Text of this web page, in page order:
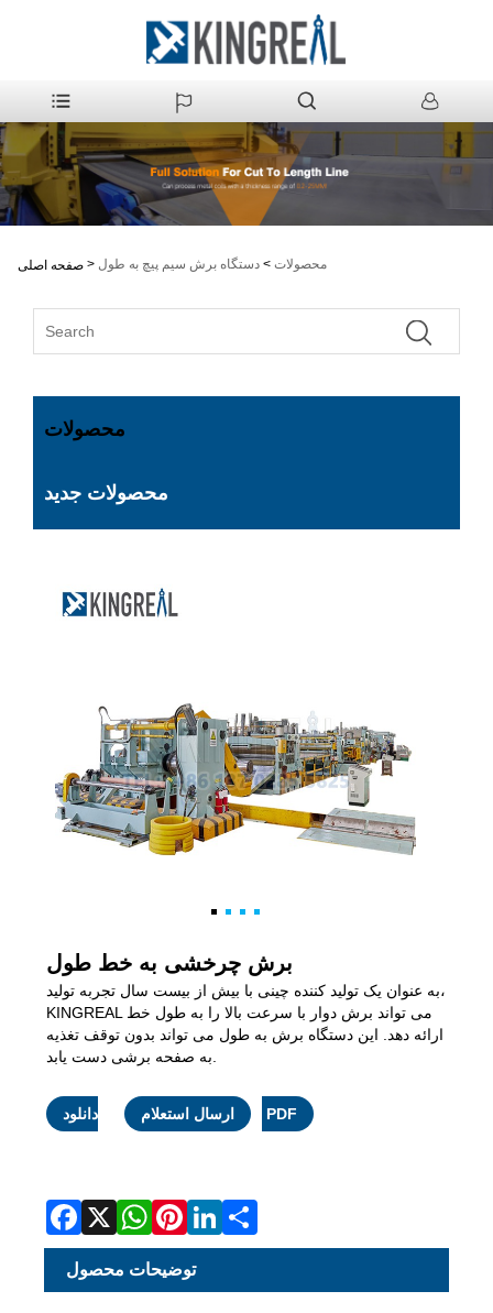
صفحه اصلی > محصولات > دستگاه برش سیم پیچ به طول
محصولات
محصولات جدید
برش چرخشی به خط طول
به عنوان یک تولید کننده چینی با بیش از بیست سال تجربه تولید،
KINGREAL می تواند برش دوار با سرعت بالا را به طول خط
ارائه دهد. این دستگاه برش به طول می تواند بدون توقف تغذیه
ارسال استعلام دانلود PDF
توضیحات محصول